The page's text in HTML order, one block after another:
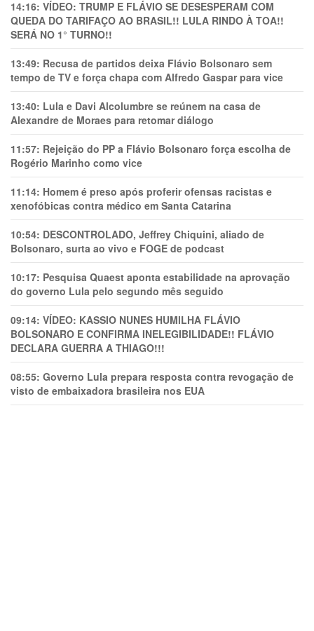
14:16: VÍDEO: TRUMP E FLÁVIO SE DESESPERAM COM
QUEDA DO TARIFAÇO AO BRASIL!! LULA RINDO À TOA!!
SERÁ NO 1° TURNO!!
13:49: Recusa de partidos deixa Flávio Bolsonaro sem
tempo de TV e força chapa com Alfredo Gaspar para vice
13:40: Lula e Davi Alcolumbre se reúnem na casa de
Alexandre de Moraes para retomar diálogo
11:57: Rejeição do PP a Flávio Bolsonaro força escolha de
Rogério Marinho como vice
11:14: Homem é preso após proferir ofensas racistas e
xenofóbicas contra médico em Santa Catarina
10:54: DESCONTROLADO, Jeffrey Chiquini, aliado de
Bolsonaro, surta ao vivo e FOGE de podcast
10:17: Pesquisa Quaest aponta estabilidade na aprovação
do governo Lula pelo segundo mês seguido
09:14: VÍDEO: KASSIO NUNES HUMlLHA FLÁVIO
BOLSONARO E CONFIRMA INELEGIBILIDADE!! FLÁVIO
DECLARA GUERRA A THIAGO!!!
08:55: Governo Lula prepara resposta contra revogação de
visto de embaixadora brasileira nos EUA